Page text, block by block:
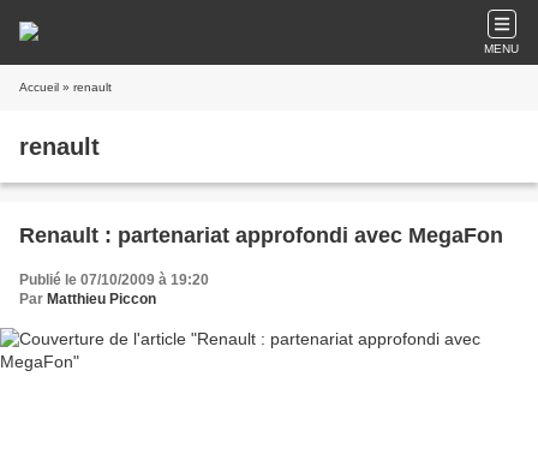
MENU
Accueil » renault
renault
Renault : partenariat approfondi avec MegaFon
Publié le 07/10/2009 à 19:20
Par Matthieu Piccon